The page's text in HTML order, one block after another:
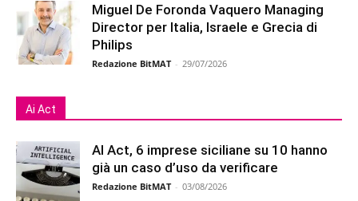
Miguel De Foronda Vaquero Managing
Director per Italia, Israele e Grecia di
Philips
Redazione BitMAT - 29/07/2026
Ai Act
AI Act, 6 imprese siciliane su 10 hanno
già un caso d’uso da verificare
Redazione BitMAT - 03/08/2026